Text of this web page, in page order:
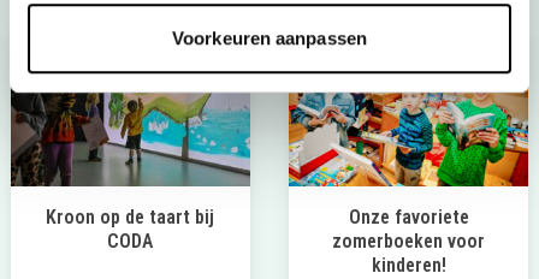
Voorkeuren aanpassen
Kroon op de taart bij
CODA
Onze favoriete
zomerboeken voor
kinderen!